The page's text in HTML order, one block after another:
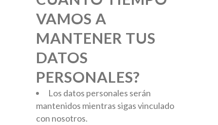
VAMOS A
MANTENER TUS
DATOS
PERSONALES?
Los datos personales serán
mantenidos mientras sigas vinculado
con nosotros.